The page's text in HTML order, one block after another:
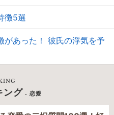
徴5選
があった！ 彼氏の浮気を予
ング - 恋愛